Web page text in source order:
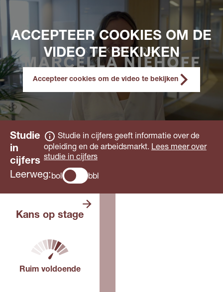
ACCEPTEER COOKIES OM DE
VIDEO TE BEKIJKEN
Accepteer cookies om de video te bekijken
Studie
in
cijfers
Studie in cijfers geeft informatie over de
opleiding en de arbeidsmarkt. Lees meer over
studie in cijfers
Leerweg: bol bbl
Kans op stage
Ruim voldoende
dan genoeg
je vrij makkelijk
een stage vindt.